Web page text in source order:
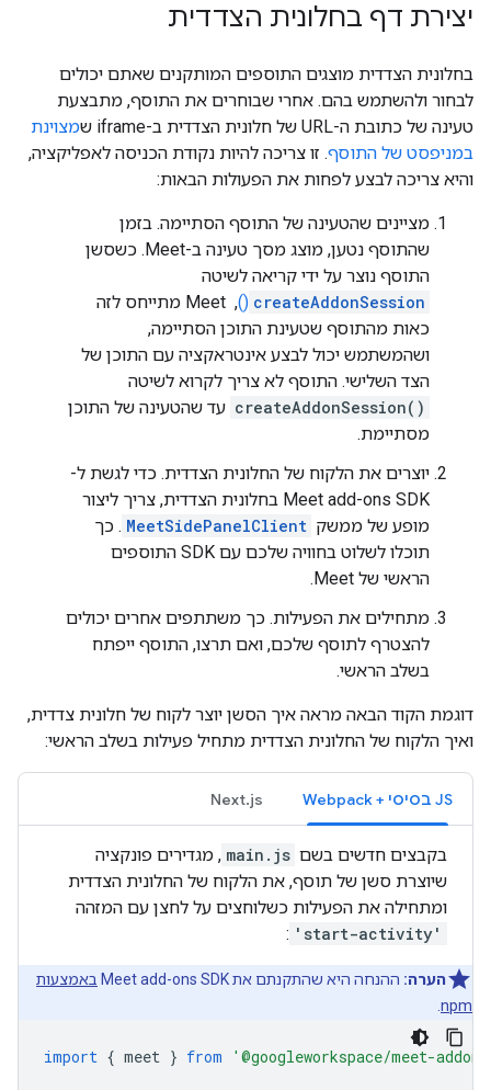
יצירת דף בחלונית הצדדית
בחלונית הצדדית מוצגים התוספים המותקנים שאתם יכולים
לבחור ולהשתמש בהם. אחרי שבוחרים את התוסף, מתבצעת
טעינה של כתובת ה-URL של חלונית הצדדית ב-iframe ש
מצוינת
במניפסט של התוסף. זו צריכה להיות נקודת הכניסה לאפליקציה,
והיא צריכה לבצע לפחות את הפעולות הבאות:
מציינים שהטעינה של התוסף הסתיימה. בזמן
שהתוסף נטען, מוצג מסך טעינה ב-Meet. כשסשן
התוסף נוצר על ידי קריאה לשיטה
createAddonSession
()
, ‏ Meet מתייחס לזה
כאות מהתוסף שטעינת התוכן הסתיימה,
ושהמשתמש יכול לבצע אינטראקציה עם התוכן של
הצד השלישי. התוסף לא צריך לקרוא לשיטה
createAddonSession() עד שהטעינה של התוכן
מסתיימת.
יוצרים את הלקוח של החלונית הצדדית. כדי לגשת ל-
Meet add-ons SDK בחלונית הצדדית, צריך ליצור
מופע של ממשק MeetSidePanelClient . כך
תוכלו לשלוט בחוויה שלכם עם SDK התוספים
הראשי של Meet.
מתחילים את הפעילות. כך משתתפים אחרים יכולים
להצטרף לתוסף שלכם, ואם תרצו, התוסף ייפתח
בשלב הראשי.
דוגמת הקוד הבאה מראה איך הסשן יוצר לקוח של חלונית צדדית,
ואיך הלקוח של החלונית הצדדית מתחיל פעילות בשלב הראשי:
JS בסיסי + Webpack Next.js
בקבצים חדשים בשם main.js , מגדירים פונקציה
שיוצרת סשן של תוסף, את הלקוח של החלונית הצדדית
ומתחילה את הפעילות כשלוחצים על לחצן עם המזהה
'start-activity'
:
הערה: ההנחה היא שהתקנתם את Meet add-ons SDK
באמצעות
npm
.
import { meet } from '@googleworkspace/meet-